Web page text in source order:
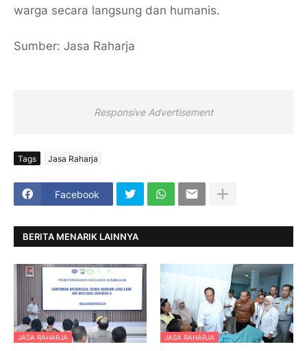
warga secara langsung dan humanis.
Sumber: Jasa Raharja
Responsive Advertisement
Tags Jasa Raharja
Facebook
BERITA MENARIK LAINNYA
JASA RAHARJA JASA RAHARJA